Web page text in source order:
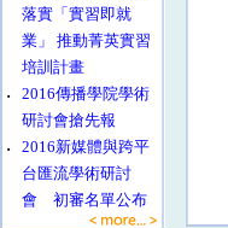
落實「實習即就
業」 推動菁英實習
培訓計畫
‧
2016傳播學院學術
研討會搶先報
‧
2016新媒體與跨平
台匯流學術研討
會 初審名單公布